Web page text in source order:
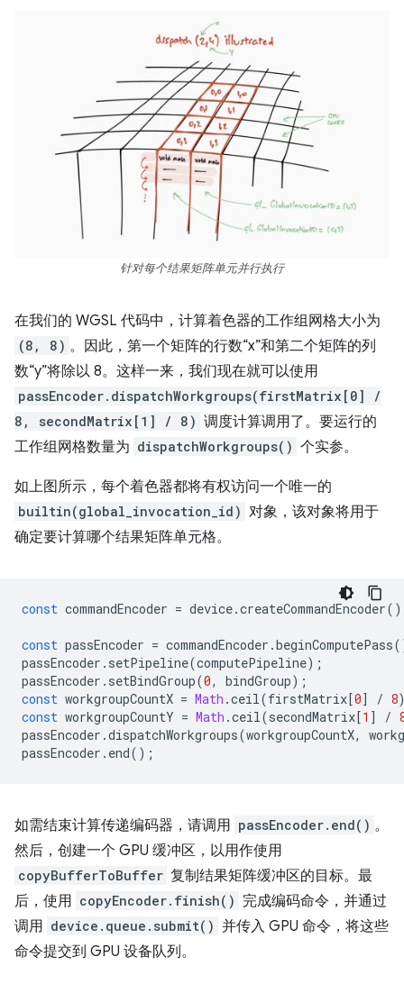
针对每个结果矩阵单元并行执行
在我们的 WGSL 代码中，计算着色器的工作组网格大小为
(8, 8) 。因此，第一个矩阵的行数“x”和第二个矩阵的列
数“y”将除以 8。这样一来，我们现在就可以使用
passEncoder.dispatchWorkgroups(firstMatrix[0] /
8, secondMatrix[1] / 8) 调度计算调用了。要运行的
工作组网格数量为 dispatchWorkgroups() 个实参。
如上图所示，每个着色器都将有权访问一个唯一的
builtin(global_invocation_id) 对象，该对象将用于
确定要计算哪个结果矩阵单元格。
const commandEncoder = device.createCommandEncoder
const passEncoder = commandEncoder .beginComputePass
passEncoder . setPipeline(computePipeline);
passEncoder . setBindGroup(0, bindGroup);
const workgroupCountX = Math .ceil(firstMatrix [0] / 8
const workgroupCountY = Math .ceil(secondMatrix [1 ] /
passEncoder .dispatchWorkgroups(workgroupCountX,
passEncoder . end();
如需结束计算传递编码器，请调用 passEncoder.end() 。
然后，创建一个 GPU 缓冲区，以用作使用
copyBufferToBuffer 复制结果矩阵缓冲区的目标。最
后，使用 copyEncoder.finish() 完成编码命令，并通过
调用 device.queue.submit() 并传入 GPU 命令，将这些
命令提交到 GPU 设备队列。